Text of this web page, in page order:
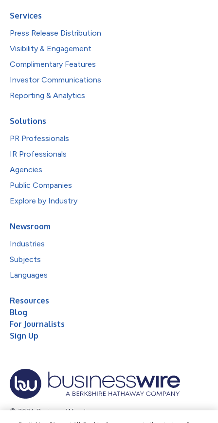
Services
Press Release Distribution
Visibility & Engagement
Complimentary Features
Investor Communications
Reporting & Analytics
Solutions
PR Professionals
IR Professionals
Agencies
Public Companies
Explore by Industry
Newsroom
Industries
Subjects
Languages
Resources
Blog
For Journalists
Sign Up
© 2026 Business Wire, Inc.